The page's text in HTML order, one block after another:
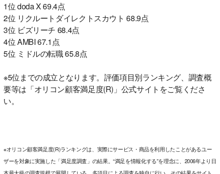
1位 doda X 69.4点
2位 リクルートダイレクトスカウト 68.9点
3位 ビズリーチ 68.4点
4位 AMBI 67.1点
5位 ミドルの転職 65.8点
※5位までの成立となります。評価項目別ランキング、調査概
要等は「オリコン顧客満足度(R)」公式サイトをご覧くださ
い。
※オリコン顧客満足度(R)ランキングは、実際にサービス・商品を利用したことがあるユー
ザーを対象に実施した「満足度調査」の結果。“満足を情報化する”を理念に、2006年より日